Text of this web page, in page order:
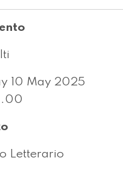
10 May 2025
Letterario